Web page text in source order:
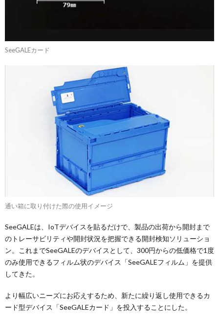
SeeGALEカード
通い箱に取り付けた際の使用イメージ
SeeGALEは、IoTデバイスを貼るだけで、製品の出荷から開封まで
のトレーサビリティや開封状況を把握できる開封検知ソリューショ
ン。これまでSeeGALEのデバイスとして、300円からの低価格で1度
のみ使用できるフィルム状のデバイス「SeeGALEフィルム」を提供
してきた。
より幅広いニーズにお応えするため、新たに繰り返し使用できるカ
ード型デバイス「SeeGALEカード」を投入することにした。